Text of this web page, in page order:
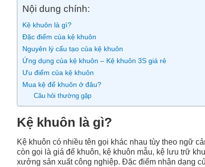
Nội dung chính:
Kệ khuôn là gì?
Đặc điểm của kệ khuôn
Nguyên lý cấu tạo của kệ khuôn
Ứng dụng của kệ khuôn – Kệ khuôn 3S giá rẻ
Ưu điểm của kệ khuôn
Mua kệ để khuôn ở đâu?
Câu hỏi thường gặp
Kệ khuôn là gì?
Kệ khuôn có nhiều tên gọi khác nhau tùy theo ngữ
còn gọi là giá để khuôn, kệ khuôn mẫu, kệ lưu trữ
xưởng sản xuất công nghiệp. Đặc điểm nhận dạng